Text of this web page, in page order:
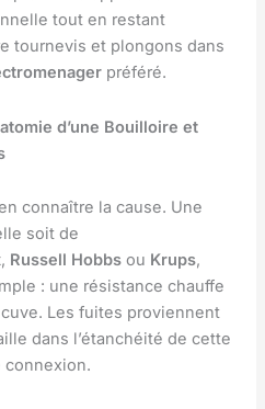
tout en restant
tournevis et plongons dans
préféré.
d’une Bouilloire et
connaître la cause. Une
soit de
, Russell Hobbsou Krups,
: une résistance chauffe
Les fuites proviennent
dans l’étanchéité de cette
connexion.